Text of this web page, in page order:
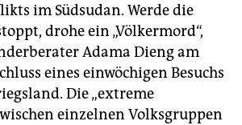
im Südsudan. Werde die
drohe ein „Völkermord“,
Adama Dieng am
eines einwöchigen Besuchs
Die „extreme
einzelnen Volksgruppen